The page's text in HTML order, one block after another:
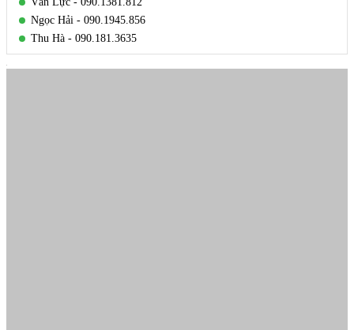
Ngọc Hải - 090.1945.856
Thu Hà - 090.181.3635